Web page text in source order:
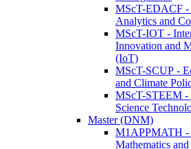
MScT-EDACF -
Analytics and
MScT-IOT -
Innovation and
(IoT)
MScT-SCUP -
and Climate
MScT-STEEM -
Science
Master (DNM)
M1APPMATH -
Mathematics and